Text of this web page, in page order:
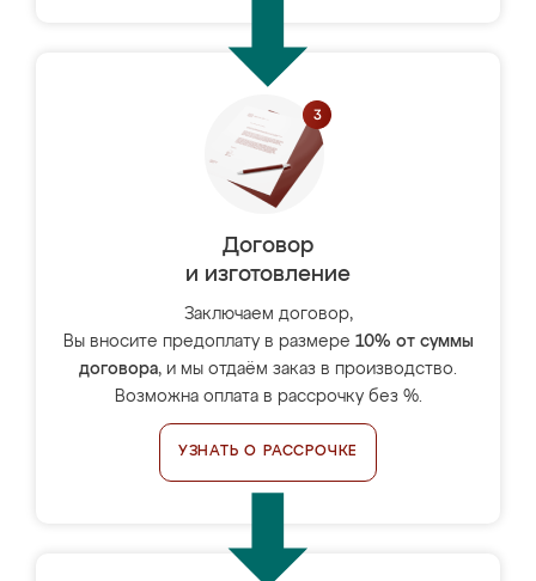
Договор
и изготовление
Заключаем договор,
Вы вносите предоплату в размере 10% от суммы
договора, и мы отдаём заказ в производство.
Возможна оплата в рассрочку без %.
УЗНАТЬ О РАССРОЧКЕ